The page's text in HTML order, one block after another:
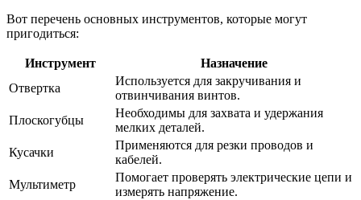
Вот перечень основных инструментов, которые могут
пригодиться:
Инструмент
Назначение
Отвертка
Используется для закручивания и
отвинчивания винтов.
Плоскогубцы
Необходимы для захвата и удержания
мелких деталей.
Кусачки
Применяются для резки проводов и
кабелей.
Мультиметр
Помогает проверять электрические цепи и
измерять напряжение.